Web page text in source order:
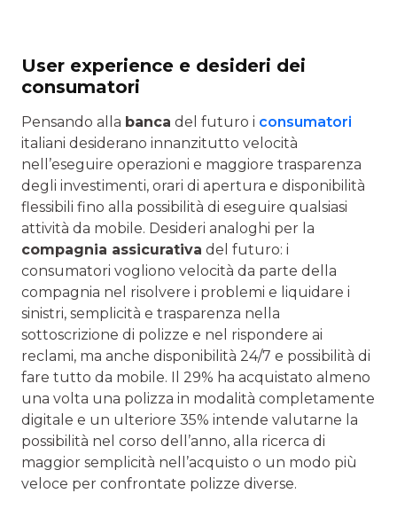
User experience e desideri dei
consumatori
Pensando alla banca del futuro i consumatori
italiani desiderano innanzitutto velocità
nell’eseguire operazioni e maggiore trasparenza
degli investimenti, orari di apertura e disponibilità
flessibili fino alla possibilità di eseguire qualsiasi
attività da mobile. Desideri analoghi per la
compagnia assicurativa del futuro: i
consumatori vogliono velocità da parte della
compagnia nel risolvere i problemi e liquidare i
sinistri, semplicità e trasparenza nella
sottoscrizione di polizze e nel rispondere ai
reclami, ma anche disponibilità 24/7 e possibilità di
fare tutto da mobile. Il 29% ha acquistato almeno
una volta una polizza in modalità completamente
digitale e un ulteriore 35% intende valutarne la
possibilità nel corso dell’anno, alla ricerca di
maggior semplicità nell’acquisto o un modo più
veloce per confrontate polizze diverse.